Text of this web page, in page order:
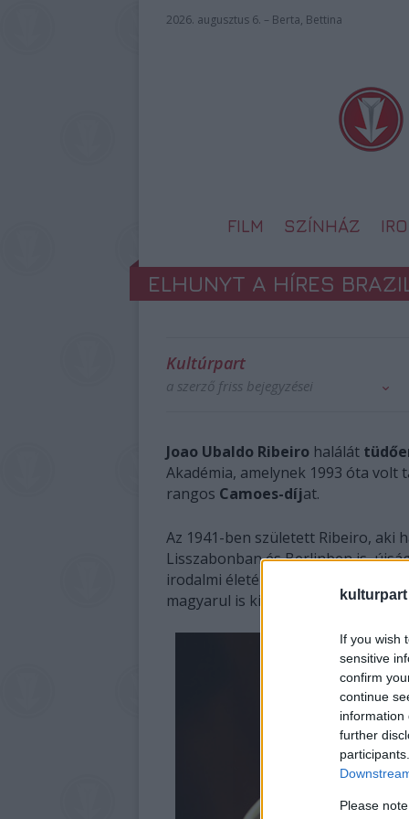
kulturpart
If you wish
sensitive
confirm
continue
information
further
Please
2026. augusztus 6. – Berta, Bettina
FILM SZÍNHÁZ
ELHUNYT A HÍRES
Kultúrpart
a szerző friss bejegyzései
Joao Ubaldo Ribeiro halálát
Akadémia, amelynek 1993 óta volt
rangos Camoes-díjat.
Az 1941-ben született Ribeiro, aki
Lisszabonban és Berlinben is,
irodalmi életébe 1971-ben tört be
magyarul is kiadtak.